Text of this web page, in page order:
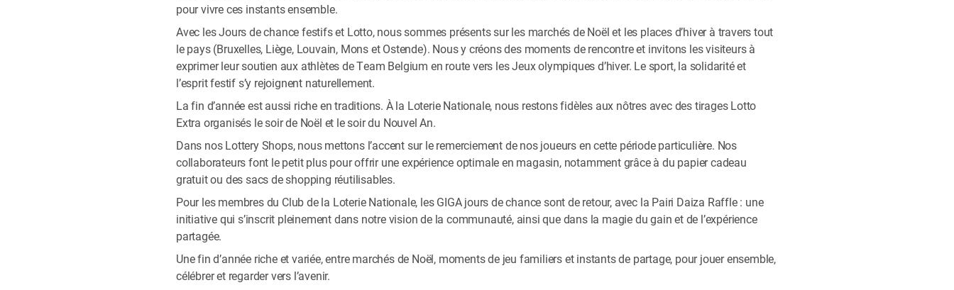
pour vivre ces instants ensemble.
Avec les Jours de chance festifs et Lotto, nous sommes présents sur les marchés de Noël et les places d’hiver à travers tout
le pays (Bruxelles, Liège, Louvain, Mons et Ostende). Nous y créons des moments de rencontre et invitons les visiteurs à
exprimer leur soutien aux athlètes de Team Belgium en route vers les Jeux olympiques d’hiver. Le sport, la solidarité et
l’esprit festif s’y rejoignent naturellement.
La fin d’année est aussi riche en traditions. À la Loterie Nationale, nous restons fidèles aux nôtres avec des tirages Lotto
Extra organisés le soir de Noël et le soir du Nouvel An.
Dans nos Lottery Shops, nous mettons l’accent sur le remerciement de nos joueurs en cette période particulière. Nos
collaborateurs font le petit plus pour offrir une expérience optimale en magasin, notamment grâce à du papier cadeau
gratuit ou des sacs de shopping réutilisables.
Pour les membres du Club de la Loterie Nationale, les GIGA jours de chance sont de retour, avec la Pairi Daiza Raffle : une
initiative qui s’inscrit pleinement dans notre vision de la communauté, ainsi que dans la magie du gain et de l’expérience
partagée.
Une fin d’année riche et variée, entre marchés de Noël, moments de jeu familiers et instants de partage, pour jouer ensemble,
célébrer et regarder vers l’avenir.